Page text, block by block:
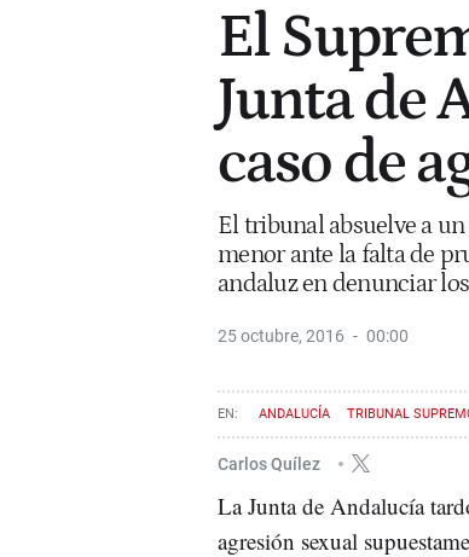
El
Junta de
caso de
El tribunal absuelve a
menor ante la falta de
andaluz en denunciar
25 octubre, 2016 00:00
ANDALUCÍA TRIBUNAL
Carlos Quílez
La Junta de Andalucía
agresión sexual